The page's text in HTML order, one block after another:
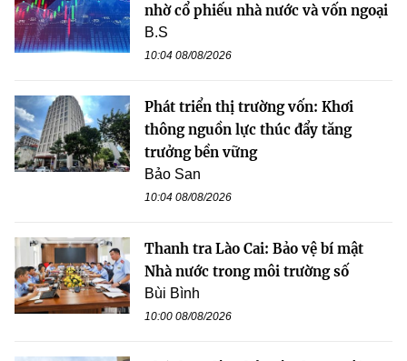
nhờ cổ phiếu nhà nước và vốn ngoại
B.S
10:04 08/08/2026
Phát triển thị trường vốn: Khơi
thông nguồn lực thúc đẩy tăng
trưởng bền vững
Bảo San
10:04 08/08/2026
Thanh tra Lào Cai: Bảo vệ bí mật
Nhà nước trong môi trường số
Bùi Bình
10:00 08/08/2026